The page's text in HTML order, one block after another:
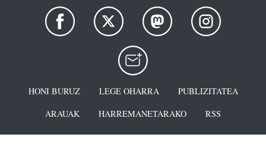
HONI BURUZ LEGE OHARRA
PUBLIZITATEA
ARAUAK
HARREMANETARAKO RSS